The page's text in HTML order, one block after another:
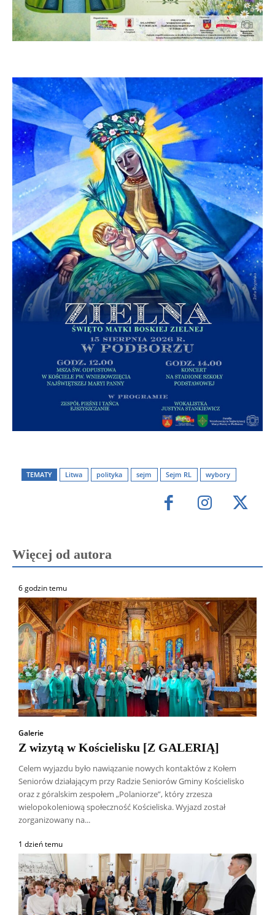
TEMATY Litwa polityka sejm Sejm RL wybory
Więcej od autora
6 godzin temu
Galerie
Z wizytą w Kościelisku [Z GALERIĄ]
Celem wyjazdu było nawiązanie nowych kontaktów z Kołem
Seniorów działającym przy Radzie Seniorów Gminy Kościelisko
oraz z góralskim zespołem „Polaniorze”, który zrzesza
wielopokoleniową społeczność Kościeliska. Wyjazd został
zorganizowany na...
1 dzień temu